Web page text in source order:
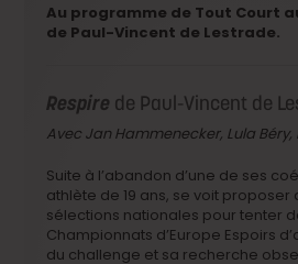
Au programme de Tout Court
de Paul-Vincent de Lestrade.
Respire de Paul-Vincent de
Avec Jan Hammenecker, Lula Béry,
Suite à l’abandon d’une de ses
athlète de 19 ans, se voit
sélections nationales pour tenter
Championnats d’Europe Espoirs
du challenge et sa recherche